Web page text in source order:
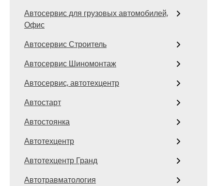
Автосервис для грузовых автомобилей,
Офис
Автосервис Строитель
Автосервис Шиномонтаж
Автосервис, автотехцентр
Автостарт
Автостоянка
Автотехцентр
Автотехцентр Гранд
Автотравматология